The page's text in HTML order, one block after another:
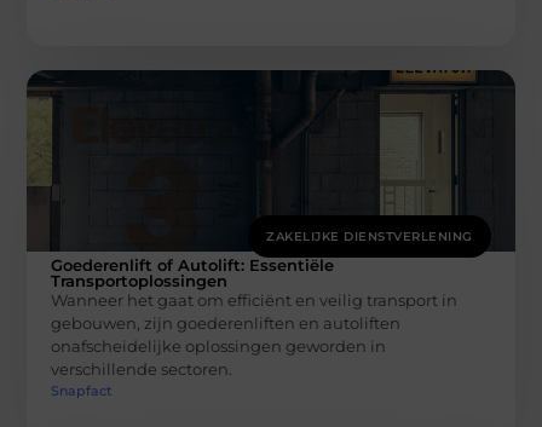
ZAKELIJKE DIENSTVERLENING
Goederenlift of Autolift: Essentiële
Transportoplossingen
Wanneer het gaat om efficiënt en veilig transport in
gebouwen, zijn goederenliften en autoliften
onafscheidelijke oplossingen geworden in
verschillende sectoren.
Snapfact